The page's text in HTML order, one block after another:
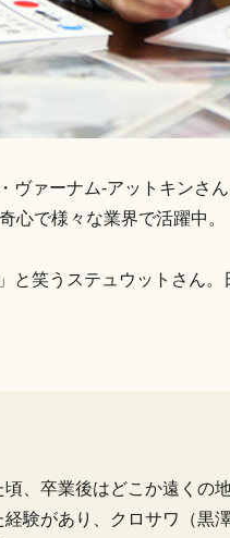
ァーナム-アットキン
心で様々な業界で活躍中。
笑うステュウットさん。
、卒業後はどこか遠くの
験があり、クロサワ（黒